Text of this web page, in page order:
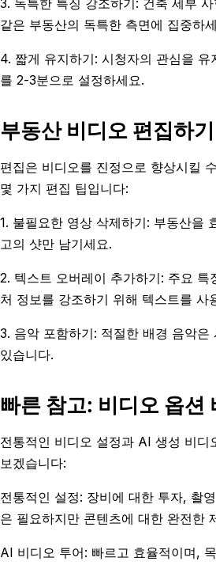
3. 독특한 특징 강조하기: 건축 세부
같은 부동산의 독특한 측면에 집중하
4. 짧게 유지하기: 시청자의 관심을 유
를 2-3분으로 설정하세요.
부동산 비디오 편집하기
편집은 비디오를 진정으로 향상시킬
몇 가지 편집 팁입니다:
1. 불필요한 영상 삭제하기: 부동산을
고의 샷만 남기세요.
2. 텍스트 오버레이 추가하기: 주요
처 정보를 강조하기 위해 텍스트를 사
3. 음악 포함하기: 적절한 배경 음악은
있습니다.
빠른 참고: 비디오 옵션
전통적인 비디오 설정과 AI 생성 비디
보겠습니다:
전통적인 설정: 장비에 대한 투자, 촬
은 필요하지만 콘텐츠에 대한 완전한
AI 비디오 투어: 빠르고 효율적이며,